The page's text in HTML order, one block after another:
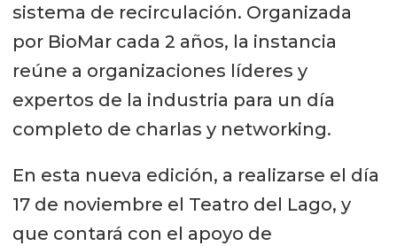
sistema de recirculación. Organizada
por BioMar cada 2 años, la instancia
reúne a organizaciones líderes y
expertos de la industria para un día
completo de charlas y networking.
En esta nueva edición, a realizarse el día
17 de noviembre el Teatro del Lago, y
que contará con el apoyo de